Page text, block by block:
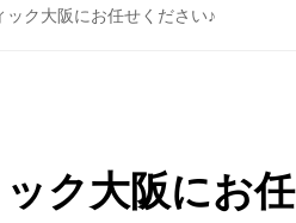
ック大阪にお任せください♪
ク大阪にお任